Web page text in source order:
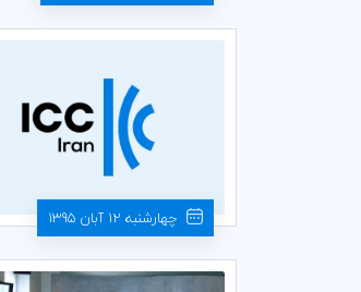
چهارشنبه 12 آبان 1395